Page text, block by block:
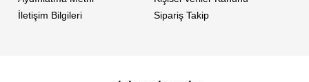
İletişim Bilgileri
Sipariş Takip